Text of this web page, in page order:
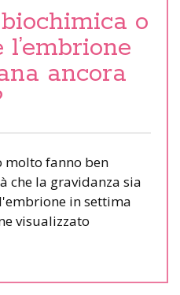
o
ancora
molto fanno ben
che la gravidanza sia
in settima
visualizzato